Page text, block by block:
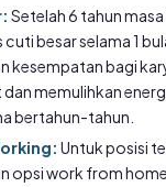
Setelah 6 tahun
besar selama 1
kesempatan bagi
memulihkan
bertahun-tahun.
Untuk posisi
opsi work from